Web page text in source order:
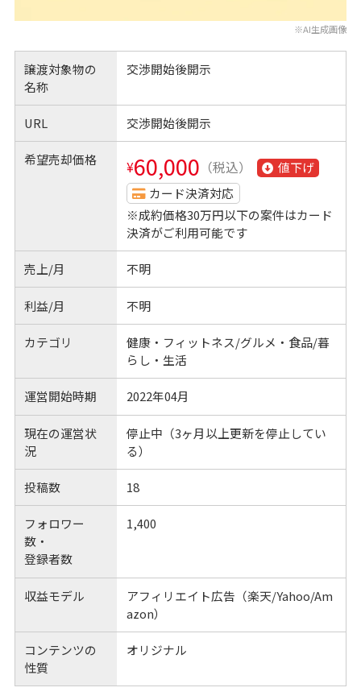
※AI生成画像
譲渡対象物の
名称
交渉開始後開示
URL 交渉開始後開示
希望売却価格 ¥60,000 （税込）
値下げ
カード決済対応
※成約価格30万円以下の案件はカード
決済がご利用可能です
売上/月 不明
利益/月 不明
カテゴリ
健康・フィットネス/グルメ・食品/暮
らし・生活
運営開始時期 2022年04月
現在の運営状
況
停止中（3ヶ月以上更新を停止してい
る）
投稿数 18
フォロワー
数・
登録者数
1,400
収益モデル
アフィリエイト広告（楽天/Yahoo/Am
azon）
コンテンツの
性質
オリジナル